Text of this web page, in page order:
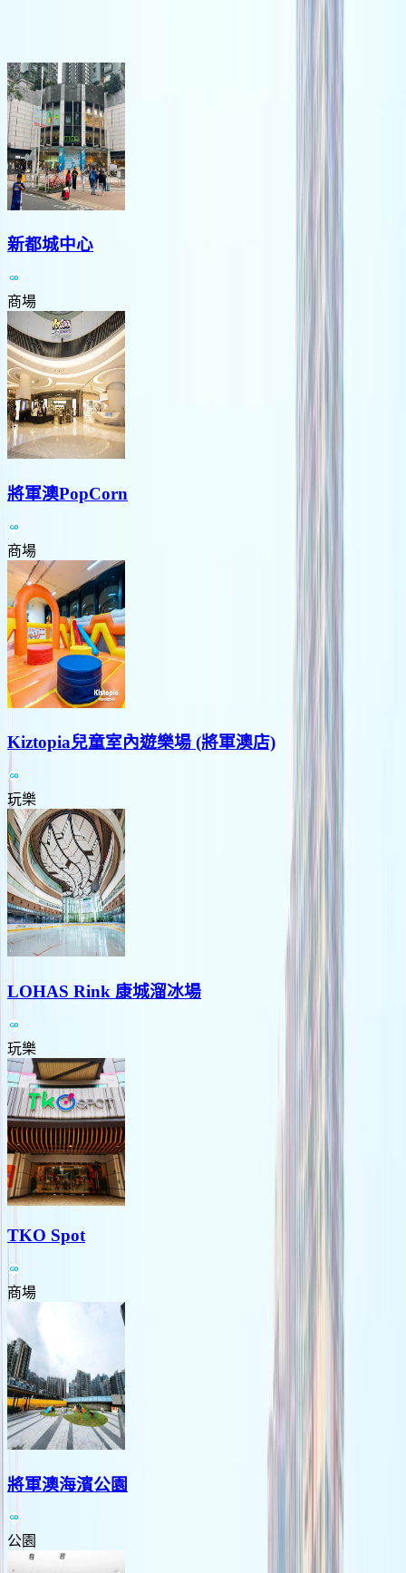
新都城中心
商場
將軍澳PopCorn
商場
Kiztopia兒童室內遊樂場 (將軍澳店)
玩樂
LOHAS Rink 康城溜冰場
玩樂
TKO Spot
商場
將軍澳海濱公園
公園